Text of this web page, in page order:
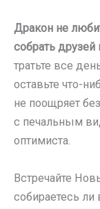
Дракон не
собрать
тратьте все
оставьте что-
не поощряет
с печальным
оптимиста.
Встречайте
собираетесь